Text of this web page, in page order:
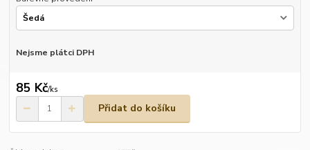
Nejsme plátci DPH
85 Kč/ks
Přidat do košíku